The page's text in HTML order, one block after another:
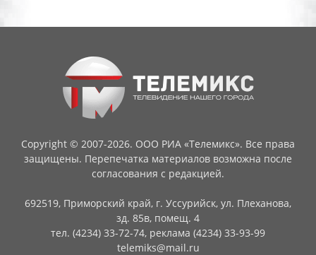
Copyright © 2007-2026. ООО РИА «Телемикс». Все права
защищены. Перепечатка материалов возможна после
согласования с редакцией.
692519, Приморский край, г. Уссурийск, ул. Плеханова,
зд. 85в, помещ. 4
тел. (4234) 33-72-74, реклама (4234) 33-93-99
telemiks@mail.ru